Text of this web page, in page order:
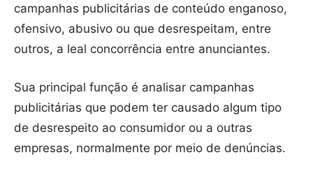
campanhas publicitárias de conteúdo enganoso,
ofensivo, abusivo ou que desrespeitam, entre
outros, a leal concorrência entre anunciantes.
Sua principal função é analisar campanhas
publicitárias que podem ter causado algum tipo
de desrespeito ao consumidor ou a outras
empresas, normalmente por meio de denúncias.